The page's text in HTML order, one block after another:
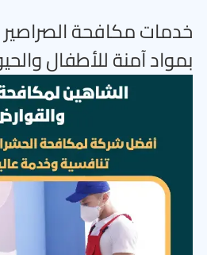
خدمات مكافحة الصراصير
بمواد آمنة للأطفال